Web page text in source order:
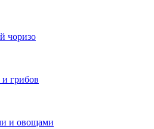
чоризо
грибов
и овощами